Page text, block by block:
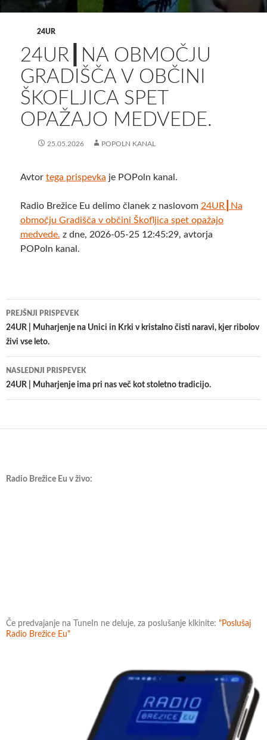
24UR
24UR┃NA OBMOČJU
GRADIŠČA V OBČINI
ŠKOFLJICA SPET
OPAŽAJO MEDVEDE.
25.05.2026 POPOLN KANAL
Avtor tega prispevka je POPoln kanal.
Radio Brežice Eu delimo članek z naslovom 24UR┃Na
območju Gradišča v občini Škofljica spet opažajo
medvede. z dne, 2026-05-25 12:45:29, avtorja
POPoln kanal.
Krmarjenje
po
PREJŠNJI PRISPEVEK
24UR | Muharjenje na Unici in Krki v kristalno čisti naravi, kjer ribolov
živi vse leto.
NASLEDNJI PRISPEVEK
24UR | Muharjenje ima pri nas več kot stoletno tradicijo.
Radio Brežice Eu v živo:
Če predvajanje na TuneIn ne deluje, za poslušanje klkinite: "Poslušaj
Radio Brežice Eu"